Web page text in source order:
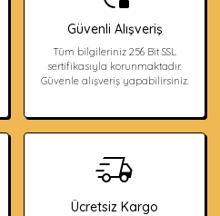
Güvenli Alışveriş
Tüm bilgileriniz 256 Bit SSL
sertifikasıyla korunmaktadır.
Güvenle alışveriş yapabilirsiniz.
Ücretsiz Kargo